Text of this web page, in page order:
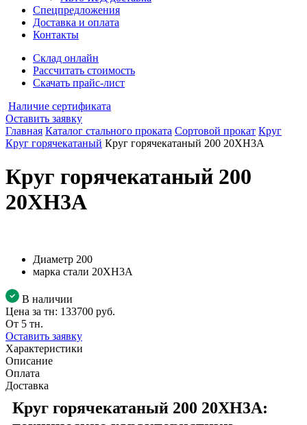
Спецпредложения
Доставка и оплата
Контакты
Склад онлайн
Рассчитать стоимость
Скачать прайс-лист
Наличие сертификата
Оставить заявку
Главная Каталог стального проката Сортовой прокат Круг
Круг горячекатаный Круг горячекатаный 200 20ХН3А
Круг горячекатаный 200
20ХН3А
Диаметр 200
марка стали 20ХН3А
В наличии
Цена за тн: 133700 руб.
От 5 тн.
Оставить заявку
Характеристики
Описание
Оплата
Доставка
Круг горячекатаный 200 20ХН3А: